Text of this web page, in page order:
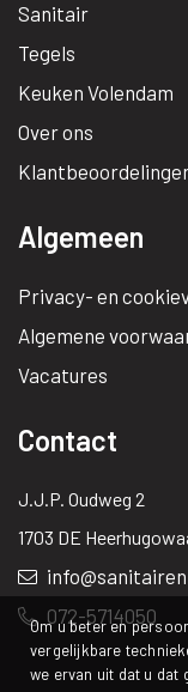
Sanitair
Tegels
Keuken Volendam
Over ons
Algemeen
Privacy- en
Algemene
Vacatures
Contact
J.J.P. Oudweg 2
1703 DE
072-5714050
Om u beter en
vergelijkbare
we ervan uit dat u dat